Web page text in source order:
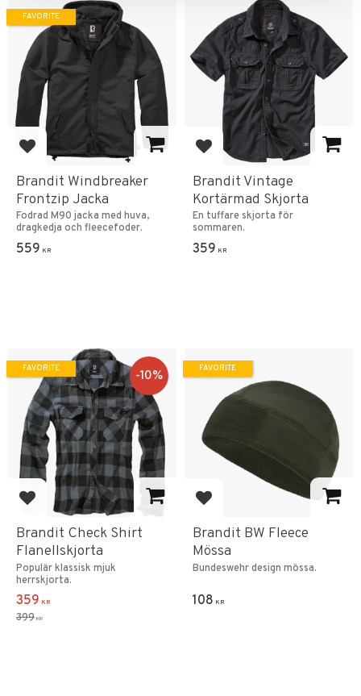
Add to favorites
Brandit Windbreaker
Frontzip Jacka
Fodrad M90 jacka med huva,
dragkedja och fleecefoder.
559 KR
FAVORITE
Add to favorites
Brandit Vintage
Kortärmad Skjorta
En tuffare skjorta för
sommaren.
359 KR
Add to favorites
Brandit Check Shirt
Flanellskjorta
Populär klassisk mjuk
herrskjorta.
359 KR
399 KR
10%
FAVORITE
Add to favorites
Brandit BW Fleece
Mössa
Bundeswehr design mössa.
108 KR
FAVORITE